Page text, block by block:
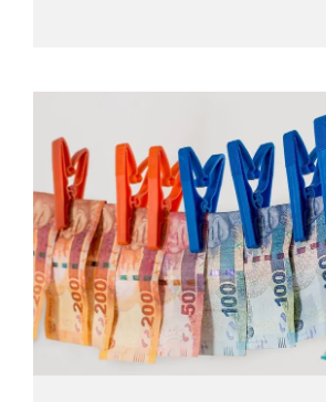
causa di una modifica dei rendimenti
precedente alla loro sottoscrizione,
che Poste aveva messo sopra la
riportava un generico...